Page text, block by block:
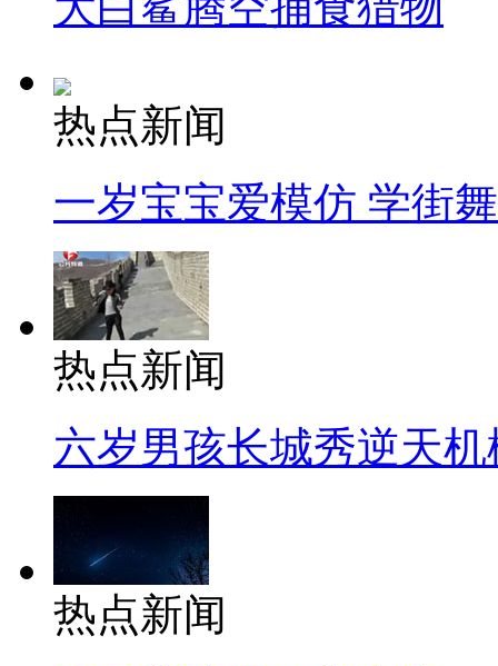
热点新闻
一岁宝宝爱模仿 学街
热点新闻
六岁男孩长城秀逆天机
热点新闻